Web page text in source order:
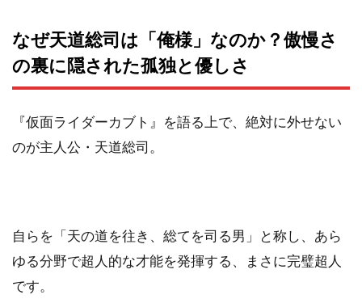
なぜ天道総司は「俺様」なのか？傲慢さ
の裏に隠された孤独と優しさ
『仮面ライダーカブト』を語る上で、絶対に外せない
のが主人公・天道総司。
自らを「天の道を往き、総てを司る男」と称し、あら
ゆる分野で超人的な才能を発揮する、まさに完璧超人
です。